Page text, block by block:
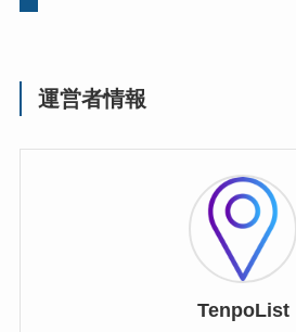
運営者情報
TenpoList